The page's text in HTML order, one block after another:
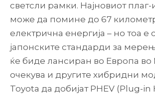
светсли рамки. Најновиот
може да помине до 67
електрична енергија – но тоа е
јапонските стандарди за
ќе биде лансиран во Европа во
очекува и другите хибридни
Toyota да добијат PHEV (Plug-in